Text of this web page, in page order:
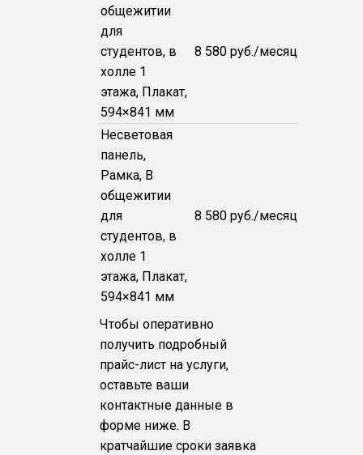
общежитии
для
студентов, в
холле 1
этажа, Плакат,
594×841 мм
8 580 руб./месяц
Несветовая
панель,
Рамка, В
общежитии
для
студентов, в
холле 1
этажа, Плакат,
594×841 мм
8 580 руб./месяц
Чтобы оперативно
получить подробный
прайс-лист на услуги,
оставьте ваши
контактные данные в
форме ниже. В
кратчайшие сроки заявка